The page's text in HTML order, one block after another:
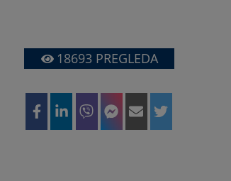
18693PREGLEDA